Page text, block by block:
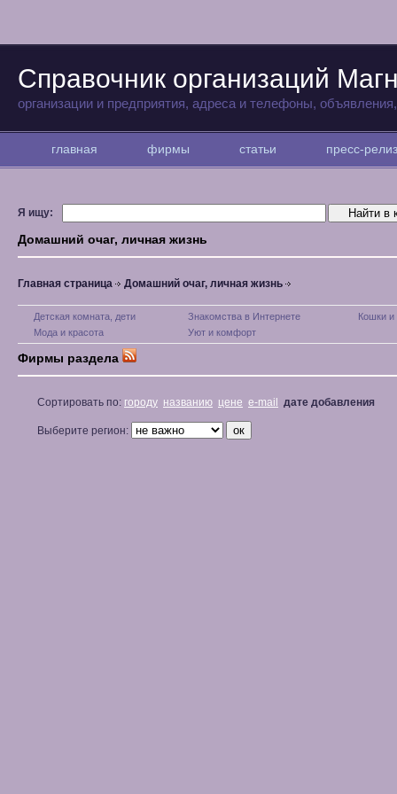
Справочник организаций
организации и предприятия, адреса и телефоны,
главная фирмы статьи пресс-
Я ищу:
Домашний очаг, личная жизнь
Главная страница Домашний очаг, личная жизнь
Детская комната, дети Знакомства в Интернете
Кошки и
Мода и красота
Уют и комфорт
Фирмы раздела
Сортировать по: городу названию цене e-mail дате добавления
Выберите регион: